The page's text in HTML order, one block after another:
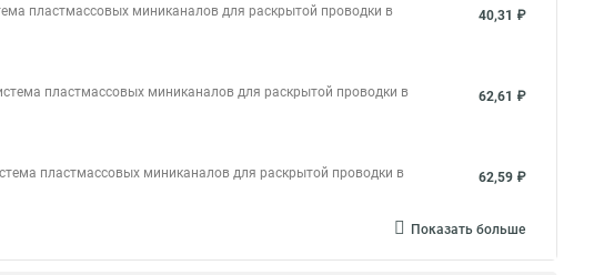
пластмассовых миниканалов для раскрытой проводки в
40,31 ₽
пластмассовых миниканалов для раскрытой проводки в
62,61 ₽
пластмассовых миниканалов для раскрытой проводки в
62,59 ₽
Показать больше